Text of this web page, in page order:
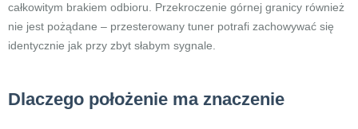
całkowitym brakiem odbioru. Przekroczenie górnej granicy również
nie jest pożądane – przesterowany tuner potrafi zachowywać się
identycznie jak przy zbyt słabym sygnale.
Dlaczego położenie ma znaczenie